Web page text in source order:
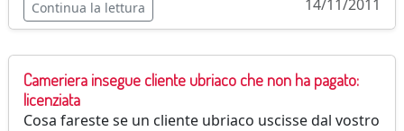
Continua la lettura 14/11/2011
Cameriera insegue cliente ubriaco che non ha pagato:
licenziata
Cosa fareste se un cliente ubriaco uscisse dal vostro